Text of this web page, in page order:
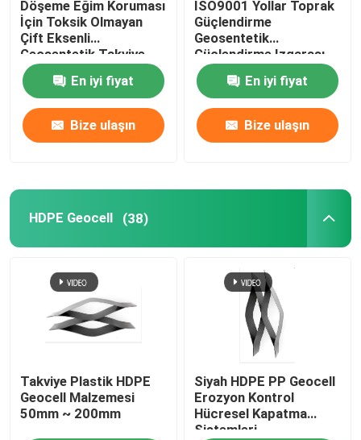
Döşeme Eğim Koruması
İçin Toksik Olmayan
Çift Eksenli
Geosentetik Takviye
Izgara Polimer
MalzemesiEn iyi fiyat
Bize ulaşın
ISO9001 Yollar Toprak
Güçlendirme
Geosentetik
Güçlendirme Izgarası
1000sqm
En iyi fiyat
Bize ulaşın
HDPE Geocell (38)
Takviye Plastik HDPE
Geocell Malzemesi
50mm ~ 200mm
Siyah HDPE PP Geocell
Erozyon Kontrol
Hücresel Kapatma
Sistemleri